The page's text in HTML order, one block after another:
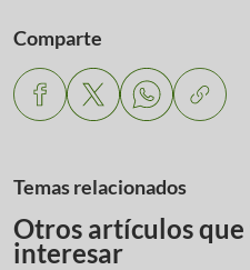
Comparte
Temas relacionados
Otros artículos
interesar